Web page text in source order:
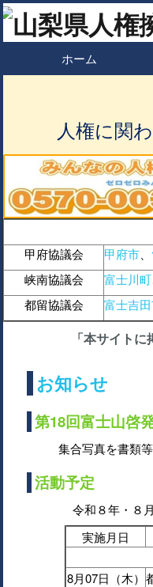
ホーム
人権に関
甲府協議会
甲府市
峡南協議会
富士川町
都留協議会
富士吉
「本サイト
お知らせ
第18回富士山啓
集合写真を書類
活動予定
令和８年・８
実施月日
8月07日（木）